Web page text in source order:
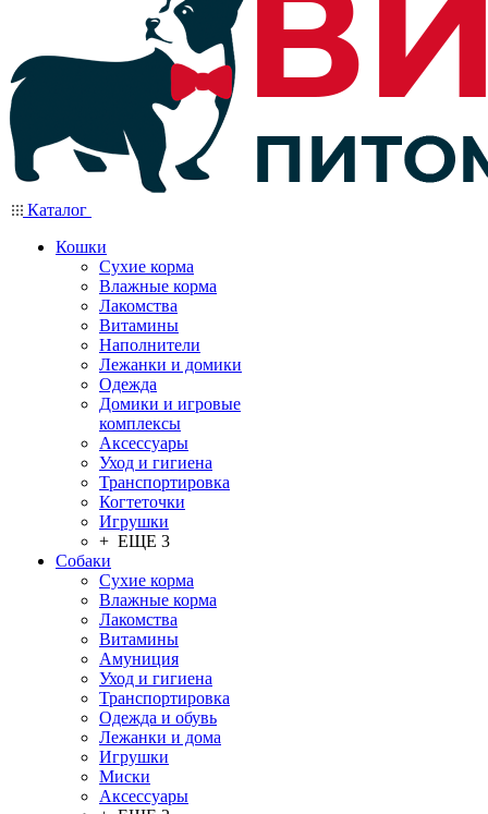
Каталог
Кошки
Сухие корма
Влажные корма
Лакомства
Витамины
Наполнители
Лежанки и домики
Одежда
Домики и игровые
комплексы
Аксессуары
Уход и гигиена
Транспортировка
Когтеточки
Игрушки
+ ЕЩЕ 3
Собаки
Сухие корма
Влажные корма
Лакомства
Витамины
Амуниция
Уход и гигиена
Транспортировка
Одежда и обувь
Лежанки и дома
Игрушки
Миски
Аксессуары